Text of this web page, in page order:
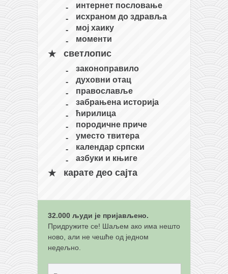
интернет пословање
исхраном до здравља
мој хаику
моменти
светлопис
законоправило
духовни отац
православље
забрањена историја
ћирилица
породичне приче
уместо твитера
календар српски
азбуки и књиге
карате део сајта
32.000 људи је пријављено.
Придружите се! Шаљем ако има нешто
ново, али не чешће од једном
недељно.